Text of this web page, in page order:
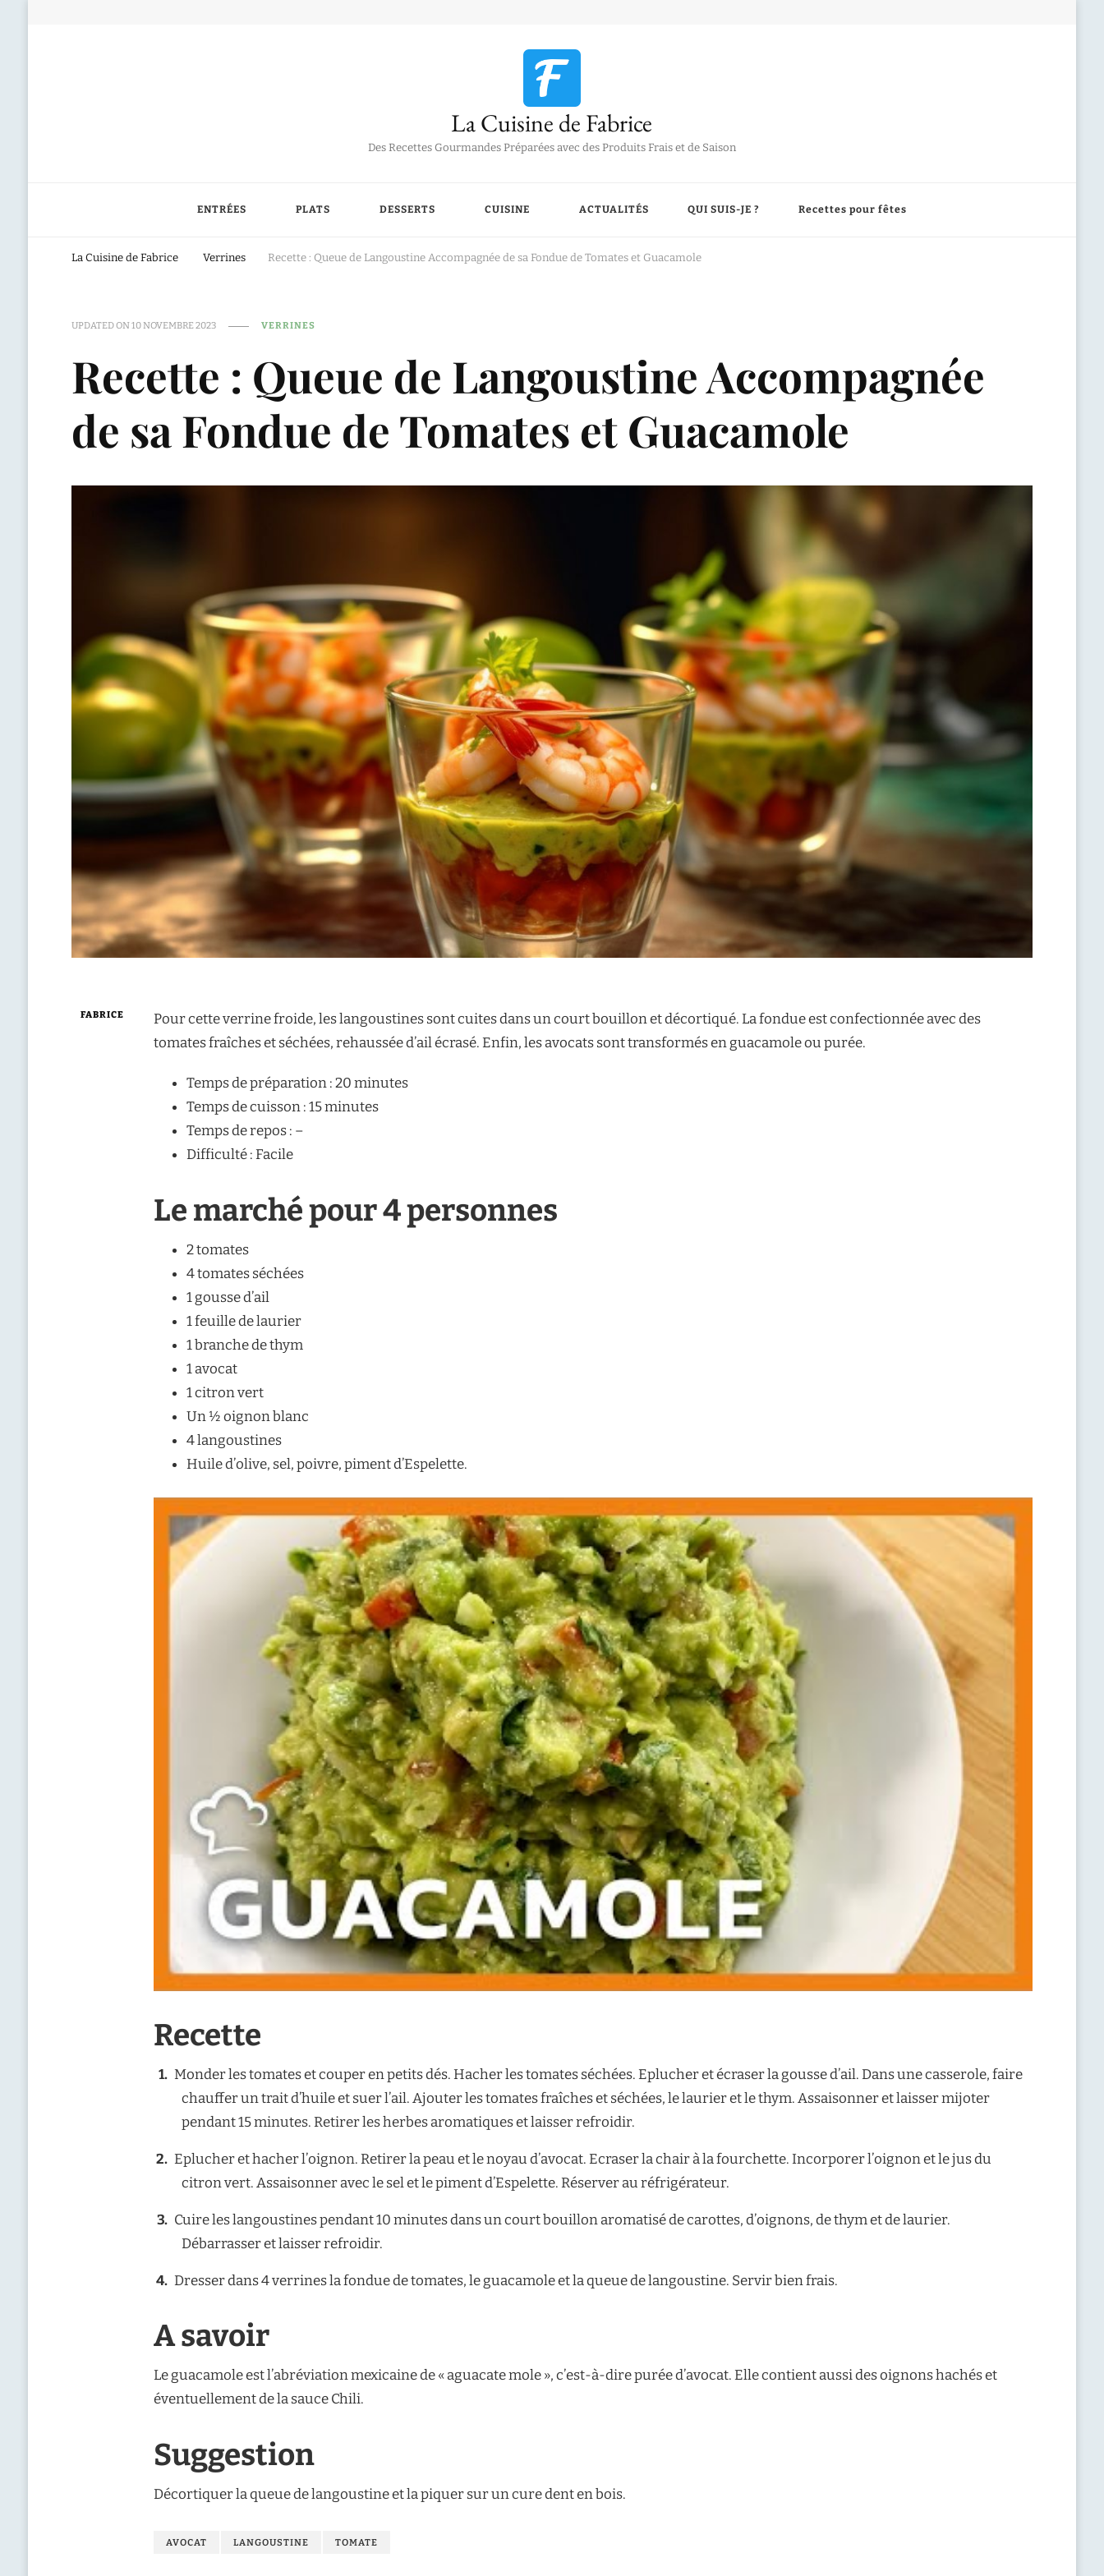
La Cuisine de Fabrice
Des Recettes Gourmandes Préparées avec des Produits Frais et de Saison
ENTRÉES PLATS DESSERTS CUISINE ACTUALITÉS QUI SUIS-JE ? Recettes pour fêtes
La Cuisine de Fabrice Verrines Recette : Queue de Langoustine Accompagnée de sa Fondue de Tomates et Guacamole
UPDATED ON10 NOVEMBRE 2023 VERRINES
Recette : Queue de Langoustine Accompagnée
de sa Fondue de Tomates et Guacamole
FABRICE
Pour cette verrine froide, les langoustines sont cuites dans un court bouillon et décortiqué. La fondue est confectionnée avec des
tomates fraîches et séchées, rehaussée d’ail écrasé. Enfin, les avocats sont transformés en guacamole ou purée.
Temps de préparation : 20 minutes
Temps de cuisson : 15 minutes
Temps de repos : –
Difficulté : Facile
Le marché pour 4 personnes
2 tomates
4 tomates séchées
1 gousse d’ail
1 feuille de laurier
1 branche de thym
1 avocat
1 citron vert
Un ½ oignon blanc
4 langoustines
Huile d’olive, sel, poivre, piment d’Espelette.
Recette
Monder les tomates et couper en petits dés. Hacher les tomates séchées. Eplucher et écraser la gousse d’ail. Dans une casserole, faire
chauffer un trait d’huile et suer l’ail. Ajouter les tomates fraîches et séchées, le laurier et le thym. Assaisonner et laisser mijoter
pendant 15 minutes. Retirer les herbes aromatiques et laisser refroidir.
Eplucher et hacher l’oignon. Retirer la peau et le noyau d’avocat. Ecraser la chair à la fourchette. Incorporer l’oignon et le jus du
citron vert. Assaisonner avec le sel et le piment d’Espelette. Réserver au réfrigérateur.
Cuire les langoustines pendant 10 minutes dans un court bouillon aromatisé de carottes, d’oignons, de thym et de laurier.
Débarrasser et laisser refroidir.
Dresser dans 4 verrines la fondue de tomates, le guacamole et la queue de langoustine. Servir bien frais.
A savoir
Le guacamole est l’abréviation mexicaine de « aguacate mole », c’est-à-dire purée d’avocat. Elle contient aussi des oignons hachés et
éventuellement de la sauce Chili.
Suggestion
Décortiquer la queue de langoustine et la piquer sur un cure dent en bois.
AVOCAT LANGOUSTINE TOMATE